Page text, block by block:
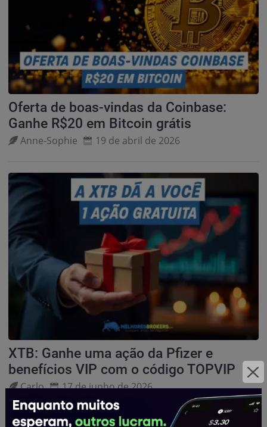
Oferta de boas-vindas da Coinbase:
Ganhe R$20 em Bitcoin grátis
Anne‑Sophie 19 de abril de 2026
XTB: Ganhe uma ação da Pfizer e
benefícios VIP com o código TOPVIP
Carlo 17 de junho de 2026